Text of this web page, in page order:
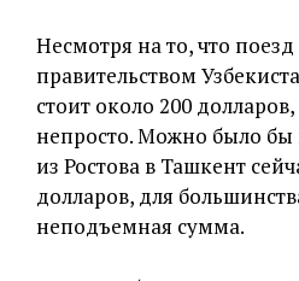
Несмотря на то, что
правительством
стоит около 200
непросто. Можно было бы
из Ростова в Ташкент
долларов, для
неподъемная сумма.